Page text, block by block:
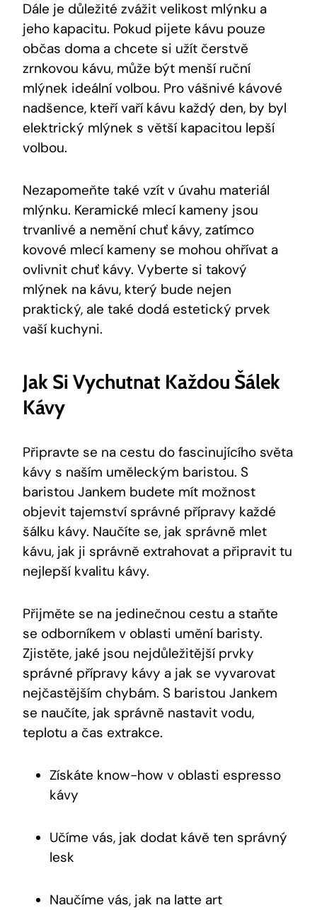
Dále je důležité zvážit velikost mlýnku a
jeho kapacitu. Pokud pijete kávu pouze
občas doma a chcete si užít čerstvě
zrnkovou kávu, může být menší ruční
mlýnek ideální volbou. Pro vášnivé kávové
nadšence, kteří vaří kávu každý den, by byl
elektrický mlýnek s větší kapacitou lepší
volbou.
Nezapomeňte také vzít v úvahu materiál
mlýnku. Keramické mlecí kameny jsou
trvanlivé a nemění chuť kávy, zatímco
kovové mlecí kameny se mohou ohřívat a
ovlivnit chuť kávy. Vyberte si takový
mlýnek na kávu, který bude nejen
praktický, ale také dodá estetický prvek
vaší kuchyni.
Jak Si Vychutnat Každou Šálek
Kávy
Připravte se na cestu do fascinujícího světa
kávy s naším uměleckým baristou. S
baristou Jankem budete mít možnost
objevit tajemství správné přípravy každé
šálku kávy. Naučíte se, jak správně mlet
kávu, jak ji správně extrahovat a připravit tu
nejlepší kvalitu kávy.
Přijměte se na jedinečnou cestu a staňte
se odborníkem v oblasti umění baristy.
Zjistěte, jaké jsou nejdůležitější prvky
správné přípravy kávy a jak se vyvarovat
nejčastějším chybám. S baristou Jankem
se naučíte, jak správně nastavit vodu,
teplotu a čas extrakce.
Získáte know-how v oblasti espresso
kávy
Učíme vás, jak dodat kávě ten správný
lesk
Naučíme vás, jak na latte art